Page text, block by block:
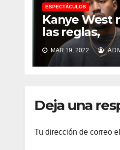
ESPECTÁCULOS
Kanye West
las reglas,
Instagram
suspende su
cuenta
MAR 19, 2022
Deja una
Tu dirección de correo